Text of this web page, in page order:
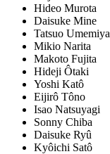
Hideo Murota
Daisuke Mine
Tatsuo Umemiya
Mikio Narita
Makoto Fujita
Hideji Ôtaki
Yoshi Katô
Eijirô Tôno
Isao Natsuyagi
Sonny Chiba
Daisuke Ryû
Kyôichi Satô